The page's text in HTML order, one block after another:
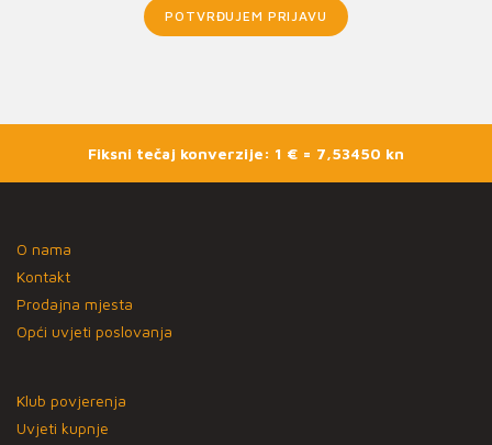
POTVRĐUJEM PRIJAVU
Fiksni tečaj konverzije: 1 € = 7,53450 kn
O nama
Kontakt
Prodajna mjesta
Opći uvjeti poslovanja
Klub povjerenja
Uvjeti kupnje